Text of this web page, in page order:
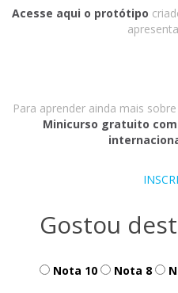
Acesse aqui o protótipo
Para aprender ainda mais
Minicurso gratuito
Gostou
Nota 10 Nota 8